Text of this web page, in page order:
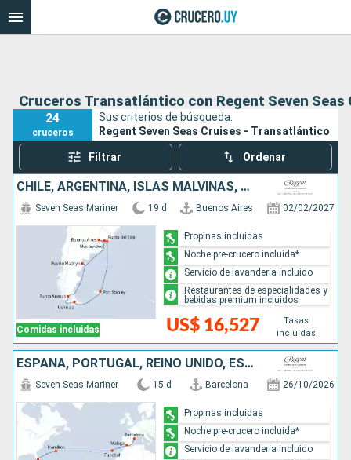
Cruceros Transatlántico con Regent Seven Seas
24
cruceros
Sus criterios de búsqueda:
Regent Seven Seas Cruises - Transatlántico
Filtrar Ordenar
CHILE, ARGENTINA, ISLAS MALVINAS, URUGUAY
Comidas incluidas
Seven Seas Mariner 19 d Buenos Aires 02/02/2027
US$ 16,527
Tasas
incluidas
Propinas incluidas
Noche pre-crucero incluida*
Servicio de lavanderia incluido
Restaurantes de especialidades y
bebidas premium incluidos
ESPAÑA, PORTUGAL, REINO UNIDO, ESTADOS UNIDOS
Seven Seas Mariner 15 d Barcelona 26/10/2026
Propinas incluidas
Noche pre-crucero incluida*
Servicio de lavanderia incluido